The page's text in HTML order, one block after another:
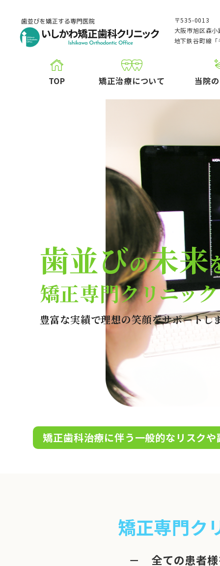
〒535-0013
大阪市旭区森
地下鉄谷町線
TOP 矯正治療について 当院
歯並びの未来
矯正専門クリニック
豊富な実績で理想の笑顔をサポートし
矯正歯科治療に伴う一般的なリスク
矯正専門ク
－ 全ての患者